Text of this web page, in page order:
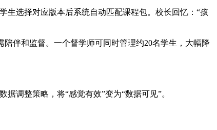
生选择对应版本后系统自动匹配课程包。校长回忆：“孩
伴和监督。一个督学师可同时管理约20名学生，大幅降
调整策略，将“感觉有效”变为“数据可见”。